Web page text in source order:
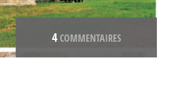
4COMMENTAIRES